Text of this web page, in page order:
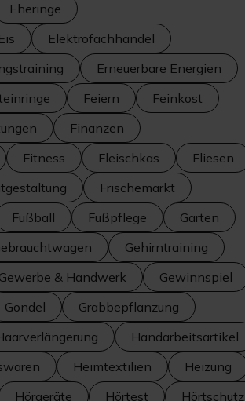
Eheringe
Eis
Elektrofachhandel
Erneuerbare Energien
Feiern
Feinkost
Finanzen
Fitness Fleischkas
Fliesen
Frischemarkt
Fußball Fußpflege
Garten
Gehirntraining
Gewerbe & Handwerk
Gewinnspiel
Gondel
Grabbepflanzung
Handarbeitsartikel
Heimtextilien
Heizung
Hörgeräte Hörtest Hörtschutz